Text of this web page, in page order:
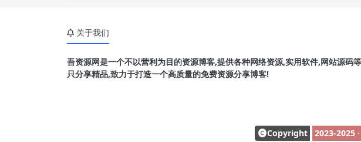
关于我们
吾资源网是一个不以营利为目的资源博客,提供各种网络资源,实用软件,网站源码
只分享精品,致力于打造一个高质量的免费资源分享博客!
Copyright 2023-2025 ·